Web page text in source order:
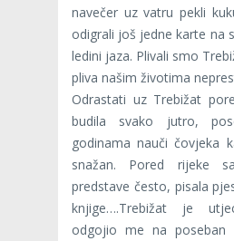
navečer uz vatru pekli
odigrali još jedne karte na
ledini jaza. Plivali smo
pliva našim životima
Odrastati uz Trebižat
budila svako jutro,
godinama nauči čovjeka
snažan. Pored rijeke
predstave često, pisala
knjige….Trebižat je
odgojio me na poseban